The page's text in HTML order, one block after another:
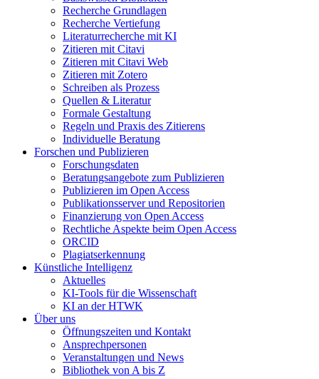
Recherche Grundlagen
Recherche Vertiefung
Literaturrecherche mit KI
Zitieren mit Citavi
Zitieren mit Citavi Web
Zitieren mit Zotero
Schreiben als Prozess
Quellen & Literatur
Formale Gestaltung
Regeln und Praxis des Zitierens
Individuelle Beratung
Forschen und Publizieren
Forschungsdaten
Beratungsangebote zum Publizieren
Publizieren im Open Access
Publikationsserver und Repositorien
Finanzierung von Open Access
Rechtliche Aspekte beim Open Access
ORCID
Plagiatserkennung
Künstliche Intelligenz
Aktuelles
KI-Tools für die Wissenschaft
KI an der HTWK
Über uns
Öffnungszeiten und Kontakt
Ansprechpersonen
Veranstaltungen und News
Bibliothek von A bis Z